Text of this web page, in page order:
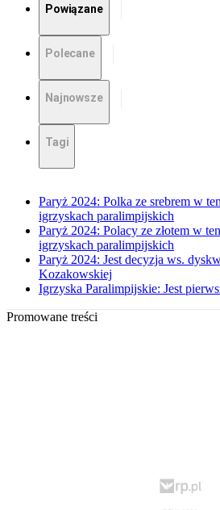
Powiązane
Polecane
Najnowsze
Tagi
Paryż 2024: Polka ze srebrem w
igrzyskach paralimpijskich
Paryż 2024: Polacy ze złotem w
igrzyskach paralimpijskich
Paryż 2024: Jest decyzja ws.
Kozakowskiej
Igrzyska Paralimpijskie: Jest
Promowane treści